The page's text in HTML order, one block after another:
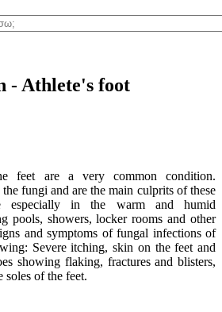
- Athlete's foot
feet are a very common condition.
fungi and are the main culprits of these
especially in the warm and humid
pools, showers, locker rooms and other
and symptoms of fungal infections of
Severe itching, skin on the feet and
showing flaking, fractures and blisters,
soles of the feet.